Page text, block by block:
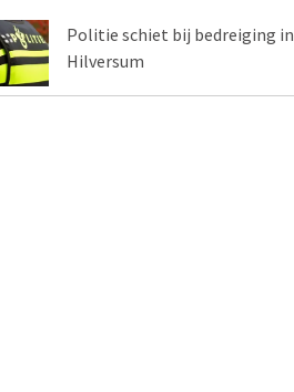
Politie schiet bij bedreiging in
Hilversum